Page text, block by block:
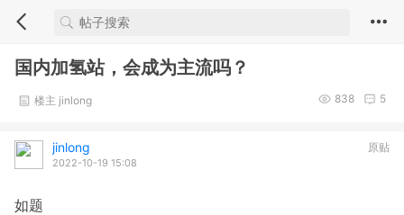
国内加氢站，会成为主流吗？
楼主 jinlong 5
838
原贴
jinlong
2022-10-19 15:08
如题